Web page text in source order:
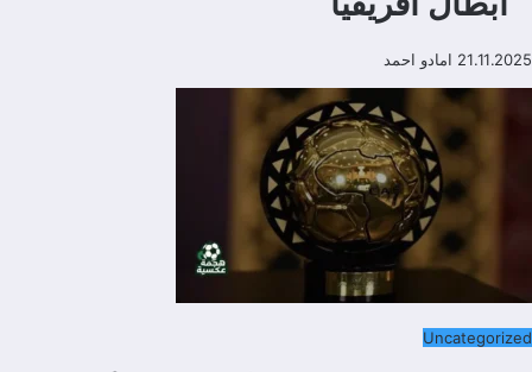
21.11.2025 امادو احمد
Uncategorized